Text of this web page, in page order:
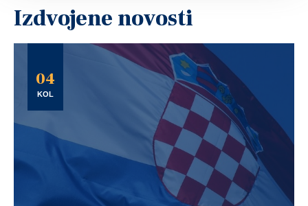
Izdvojene novosti
04
KOL